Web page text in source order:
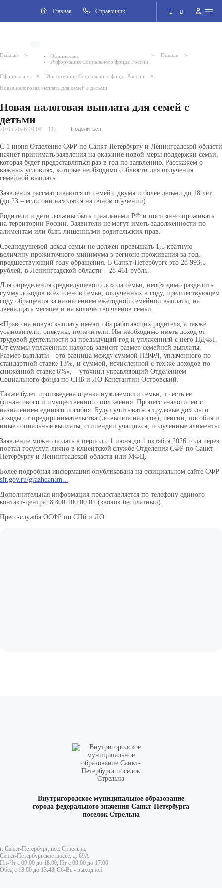
Главная Cправочник
Версия для слабовидящих
Поиск по сайту
Главная >
Официально
Информация Социального фонда России
> Главная >
Официально > Информация Социального фонда России >
Новая налоговая выплата для семей с детьми
Новая налоговая выплата для семей с
детьми
20.05.2026 10:04 112 Поделиться
С 1 июня Отделение СФР по Санкт-Петербургу и Ленинградской области
начнет принимать заявления на оказание новой меры поддержки семьи,
которая будет предоставляться раз в год по заявлению. Расскажем о
важных условиях, которые необходимо соблюсти для получения
семейной выплаты.
Заявления рассматриваются от семей с двумя и более детьми до 18 лет
(до 23 – если они находятся на очном обучении).
Родители и дети должны быть гражданами РФ и постоянно проживать
на территории России. Заявители не могут иметь задолженности по
алиментам или быть лишенными родительских прав.
Среднедушевой доход семьи не должен превышать 1,5-кратную
величину прожиточного минимума в регионе проживания за год,
предшествующий году обращения. В Санкт-Петербурге это 28 993,5
рублей, в Ленинградской области – 28 461 рубль.
Для определения среднедушевого дохода семьи, необходимо разделить
сумму доходов всех членов семьи, полученных в году, предшествующем
году обращения за назначением ежегодной семейной выплаты, на
двенадцать месяцев и на количество членов семьи.
«Право на новую выплату имеют оба работающих родителя, а также
усыновители, опекуны, попечители. Им необходимо иметь доход от
трудовой деятельности за предыдущий год и уплаченный с него НДФЛ.
От суммы уплаченных налогов зависит размер семейной выплаты.
Размер выплаты – это разница между суммой НДФЛ, уплаченного по
стандартной ставке 13%, и суммой, исчисленной с тех же доходов по
сниженной ставке 6%», – уточнил управляющий Отделением
Социального фонда по СПБ и ЛО Константин Островский.
Также будет произведена оценка нуждаемости семьи, то есть ее
финансового и имущественного положения. Процесс аналогичен с
назначением единого пособия. Будут учитываться трудовые доходы и
доходы от предпринимательства (до вычета налогов), пенсии, пособия и
иные социальные выплаты, стипендии учащихся, полученные алименты.
Заявление можно подать в период с 1 июня до 1 октября 2026 года через
портал госуслуг, лично в клиентской службе Отделения СФР по Санкт-
Петербургу и Ленинградской области или МФЦ.
Более подробная информация опубликована на официальном сайте СФР
sfr.gov.ru/grazhdanam...
Дополнительная информация предоставляется по телефону единого
контакт-центра: 8 800 100 00 01 (звонок бесплатный).
Пресс-служба ОСФР по СПб и ЛО.
Внутригородское муниципальное образование
города федерального значения Санкт-Петербурга
поселок Стрельна
г. Санкт-Петербург, пос. Стрельна,
Санкт-Петербургское шоссе, д. 69А
Пн-Чт с 09:00 до 18:00, Пт с 09:00 до 17:00
Обед с 13:00 до 13:48, Сб-Вс - выходной